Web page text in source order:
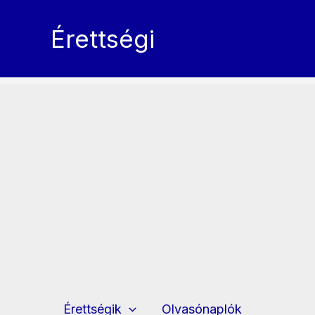
Érettségi
Érettségik Olvasónaplók